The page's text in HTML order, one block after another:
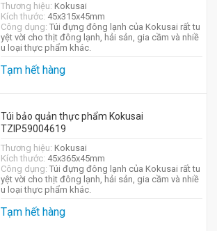
Thương hiệu: Kokusai
Kích thước: 45x315x45mm
Công dụng: Túi đựng đông lạnh của Kokusai rất tu
yệt vời cho thịt đông lạnh, hải sản, gia cầm và nhiề
u loại thực phẩm khác.
Tạm hết hàng
Túi bảo quản thực phẩm Kokusai
TZIP59004619
Thương hiệu: Kokusai
Kích thước: 45x365x45mm
Công dụng: Túi đựng đông lạnh của Kokusai rất tu
yệt vời cho thịt đông lạnh, hải sản, gia cầm và nhiề
u loại thực phẩm khác.
Tạm hết hàng